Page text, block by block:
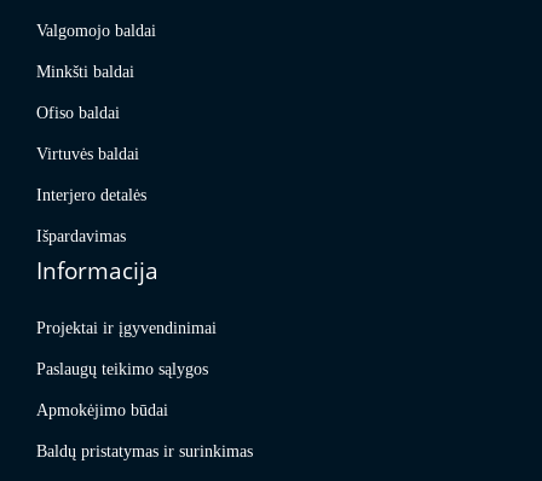
Valgomojo baldai
Minkšti baldai
Ofiso baldai
Virtuvės baldai
Interjero detalės
Išpardavimas
Informacija
Projektai ir įgyvendinimai
Paslaugų teikimo sąlygos
Apmokėjimo būdai
Baldų pristatymas ir surinkimas